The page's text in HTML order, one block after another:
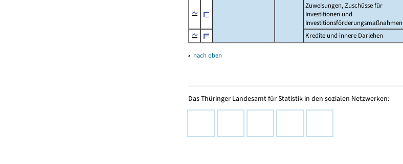
Zuweisungen, Zuschüsse für
Investitionen und
Investitionsförderungsmaßnahmen
Kredite und innere Darlehen
▴ nach oben
Das Thüringer Landesamt für Statistik in den sozialen Netzwerken: